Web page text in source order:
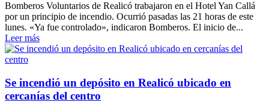
Bomberos Voluntarios de Realicó trabajaron en el Hotel Yan Callá
por un principio de incendio. Ocurrió pasadas las 21 horas de este
lunes. «Ya fue controlado», indicaron Bomberos. El inicio de...
Leer más
Se incendió un depósito en Realicó ubicado en
cercanías del centro